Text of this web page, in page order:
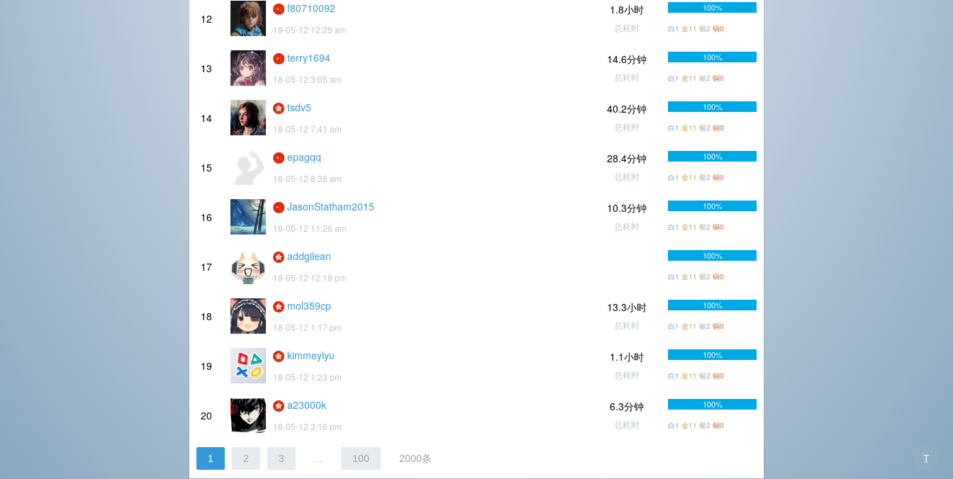
12
f80710092
18-05-12 12:25 am
1.8小时
总耗时
100%
白1 金11 银2 铜0
13
terry1694
18-05-12 3:05 am
14.6分钟
总耗时
100%
白1 金11 银2 铜0
14
tsdv5
18-05-12 7:41 am
40.2分钟
总耗时
100%
白1 金11 银2 铜0
15
epagqq
18-05-12 8:38 am
28.4分钟
总耗时
100%
白1 金11 银2 铜0
16
JasonStatham2015
18-05-12 11:26 am
10.3分钟
总耗时
100%
白1 金11 银2 铜0
17
addgilean
18-05-12 12:18 pm
100%
白1 金11 银2 铜0
18
mol359cp
18-05-12 1:17 pm
13.3小时
总耗时
100%
白1 金11 银2 铜0
19
kimmeylyu
18-05-12 1:23 pm
1.1小时
总耗时
100%
白1 金11 银2 铜0
20
a23000k
18-05-12 3:16 pm
6.3分钟
总耗时
100%
白1 金11 银2 铜0
1 2 3 100 2000条 T